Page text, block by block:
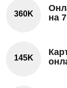
360K
на
145K